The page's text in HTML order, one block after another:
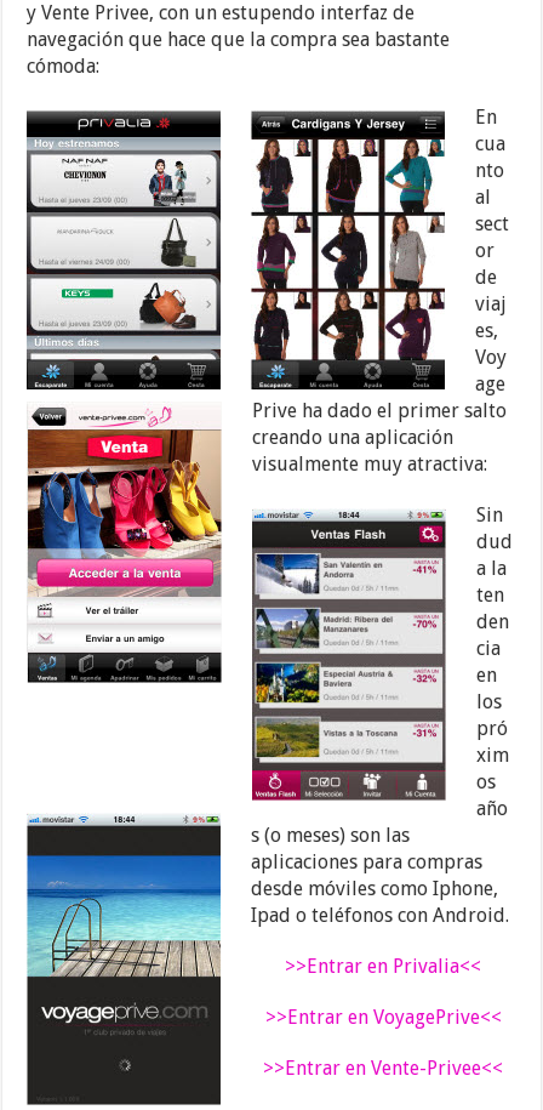
y Vente Privee, con un estupendo interfaz de
navegación que hace que la compra sea bastante
cómoda:
En
cua
nto
al
sect
or
de
viaj
es,
Voy
age
Prive ha dado el primer salto
creando una aplicación
visualmente muy atractiva:
Sin
dud
a la
ten
den
cia
en
los
pró
xim
os
año
s (o meses) son las
aplicaciones para compras
desde móviles como Iphone,
Ipad o teléfonos con Android.
>>Entrar en Privalia<<
>>Entrar en VoyagePrive<<
>>Entrar en Vente-Privee<<